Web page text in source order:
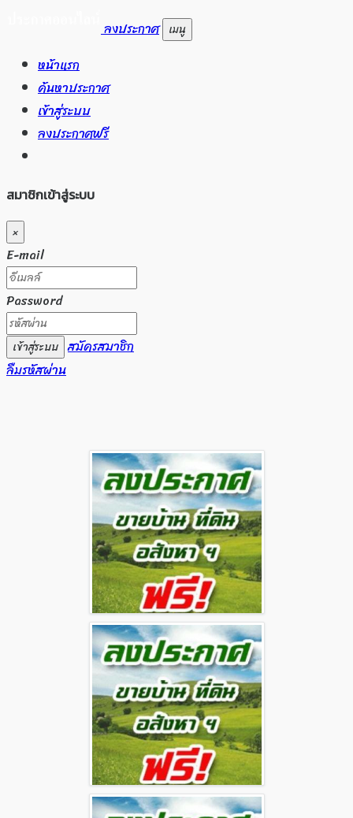
ลงประกาศ เมนู
หน้าแรก
ค้นหาประกาศ
เข้าสู่ระบบ
ลงประกาศฟรี
สมาชิกเข้าสู่ระบบ
×
E-mail
Password
เข้าสู่ระบบ สมัครสมาชิก
ลืมรหัสผ่าน